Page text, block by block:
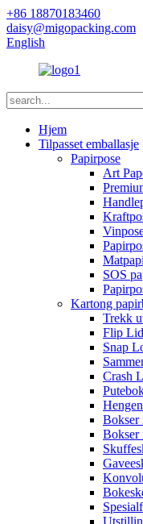
+86 18870183460
daisy@migopacking.com
English
Hjem
Tilpasset emballasje
Papirpose
Art
SOS
Kartong
Trekk
Flip
Snap
Crash
Bokser
Bokser